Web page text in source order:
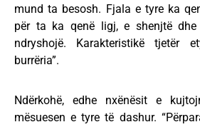
mund ta besosh. Fjala e tyre ka
për ta ka qenë ligj, e shenjtë dhe
ndryshojë. Karakteristikë tjetër
burrëria”.
Ndërkohë, edhe nxënësit e
mësuesen e tyre të dashur.